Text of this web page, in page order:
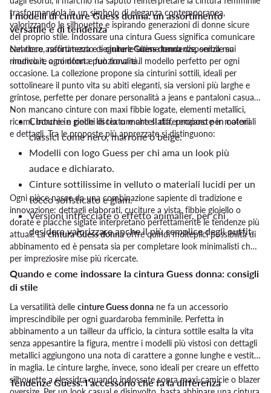
trasformandola in un simbolo di eleganza contemporanea,
valorizzando le silhouette e ispirando generazioni di donne sicure
del proprio stile. Indossare una cintura Guess significa comunicare
carattere, raffinatezza e seguire le ultime tendenze, senza mai
rinunciare a comfort e funzionalità.
I modelli di cinture Guess donna: un assortimento
versatile e di tendenza
Nel ricco assortimento dicinture Guess donnadisponibile su
modivo.it, ogni donna può trovare il modello perfetto per ogni
occasione. La collezione propone sia cinturini sottili, ideali per
sottolineare il punto vita su abiti eleganti, sia versioni più larghe e
grintose, perfette per donare personalità a jeans e pantaloni casual.
Non mancano cinture con maxi fibbie logate, elementi metallici,
ricami, borchie e giochi di texture che si differenziano per materiali
e dettagli. Tra le proposte più apprezzate si distinguono:
Cinture in pelle liscia o martellata, proposte in colori
classici come nero, marrone o beige.
Modelli con logo Guess per chi ama un look più
audace e dichiarato.
Cinture sottilissime in velluto o materiali lucidi per un
tocco sofisticato e glam.
Versioni intrecciate o effetto animalier, per chi
desidera valorizzare anche il più semplice degli outfit.
Ogni pièce nasce da una combinazione sapiente di tradizione e
innovazione: dettagli elaborati, cuciture a vista, fibbie gioiello o
dorate e placche siglate interpretano perfettamente le tendenze più
attuali. Lacintura Guess donnaoffre quindi molteplici possibilità di
abbinamento ed è pensata sia per completare look minimalisti che
per impreziosire mise più ricercate.
Quando e come indossare la cintura Guess donna: consigli
di stile
La versatilità delle cinture Guess donna ne fa un accessorio
imprescindibile per ogni guardaroba femminile. Perfetta in
abbinamento a un tailleur da ufficio, la cintura sottile esalta la vita
senza appesantire la figura, mentre i modelli più vistosi con dettagli
metallici aggiungono una nota di carattere a gonne lunghe e vestiti
in maglia. Le cinture larghe, invece, sono ideali per creare un effetto
silhouette a clessidra quando indossate sopra maxi-camicie o blazer
Tendenze Guess: l’accessorio che fa la differenza